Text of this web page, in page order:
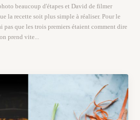
beaucoup d'étapes et David de filmer
la recette soit plus simple à réaliser. Pour le
pas que les trois premiers étaient comment dire
prend vite...